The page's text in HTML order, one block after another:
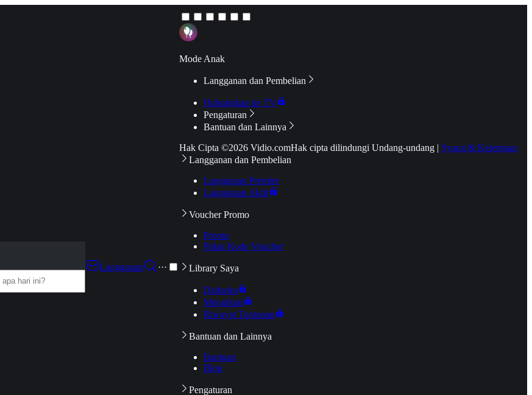
Langganan
···
Mode Anak
Langganan dan Pembelian
Hubungkan ke TV
Pengaturan
Bantuan dan Lainnya
Hak Cipta ©2026 Vidio.comHak cipta dilindungi Undang-undang | Syarat & Ketentuan
Langganan dan Pembelian
Langganan Premier
Langganan Aktif
Voucher Promo
Promo
Pakai Kode Voucher
Library Saya
Daftarku
Mengikuti
Riwayat Tontonan
Bantuan dan Lainnya
Bantuan
Blog
Pengaturan